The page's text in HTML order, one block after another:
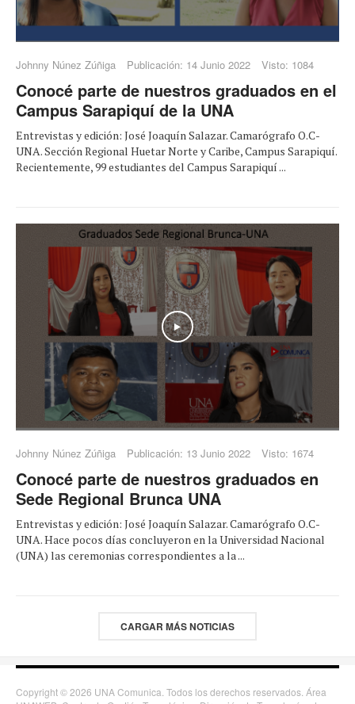
Johnny Núnez Zúñiga Publicación: 14 Junio 2022 Visto: 1084
Conocé parte de nuestros graduados en el
Campus Sarapiquí de la UNA
Entrevistas y edición: José Joaquín Salazar. Camarógrafo O.C-
UNA. Sección Regional Huetar Norte y Caribe, Campus Sarapiquí.
Recientemente, 99 estudiantes del Campus Sarapiquí ...
Play
Johnny Núnez Zúñiga Publicación: 13 Junio 2022 Visto: 1674
Conocé parte de nuestros graduados en
Sede Regional Brunca UNA
Entrevistas y edición: José Joaquín Salazar. Camarógrafo O.C-
UNA. Hace pocos días concluyeron en la Universidad Nacional
(UNA) las ceremonias correspondientes a la ...
CARGAR MÁS NOTICIAS
Copyright © 2026 UNA Comunica. Todos los derechos reservados. Área